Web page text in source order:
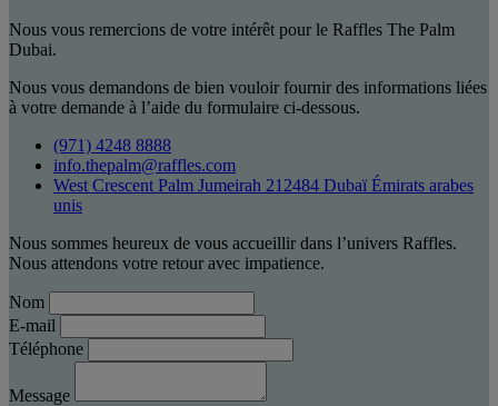
Nous vous remercions de votre intérêt pour le Raffles The Palm
Dubai.
Nous vous demandons de bien vouloir fournir des informations liées
à votre demande à l’aide du formulaire ci-dessous.
(971) 4248 8888
info.thepalm@raffles.com
West Crescent Palm Jumeirah 212484 Dubaï Émirats arabes
unis
Nous sommes heureux de vous accueillir dans l’univers Raffles.
Nous attendons votre retour avec impatience.
Nom
E-mail
Téléphone
Message